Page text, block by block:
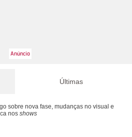
e namorado curtem mar, futevôlei e
praia
Últimas
sobre nova fase, mudanças no visual e
nos shows